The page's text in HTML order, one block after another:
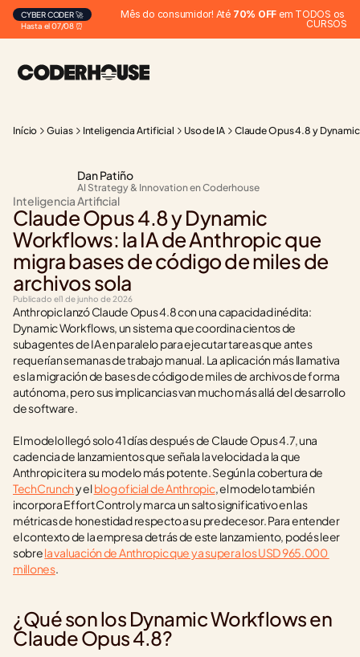
Hasta el 07/08 ⏰
CYBER CODER 🚀 Mês do consumidor! Até 70% OFF em TODOS os
CURSOS
Início Guias Inteligencia Artificial Uso de IA Claude Opus 4.8 y
Dan Patiño
AI Strategy & Innovation en Coderhouse
Inteligencia Artificial
Claude Opus 4.8 y Dynamic
Workflows: la IA de Anthropic que
migra bases de código de miles de
archivos sola
Publicado el1 de junho de 2026
Anthropic lanzó Claude Opus 4.8 con una capacidad inédita:
Dynamic Workflows, un sistema que coordina cientos de
subagentes de IA en paralelo para ejecutar tareas que antes
requerían semanas de trabajo manual. La aplicación más llamativa
es la migración de bases de código de miles de archivos de forma
autónoma, pero sus implicancias van mucho más allá del desarrollo
de software.
El modelo llegó solo 41 días después de Claude Opus 4.7, una
cadencia de lanzamientos que señala la velocidad a la que
TechCrunch y el blog oficial de Anthropic, el modelo también
incorpora Effort Control y marca un salto significativo en las
métricas de honestidad respecto a su predecesor. Para entender
el contexto de la empresa detrás de este lanzamiento, podés leer
sobre la valuación de Anthropic que ya supera los USD 965.000
millones.
¿Qué son los Dynamic Workflows en
Claude Opus 4.8?